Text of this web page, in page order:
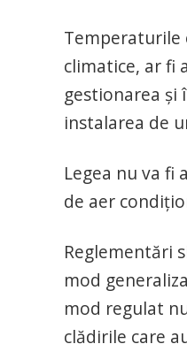
Temperaturile
climatice, ar fi
gestionarea și
instalarea de
Legea nu va fi
de aer
Reglementări
mod
mod regulat
clădirile care